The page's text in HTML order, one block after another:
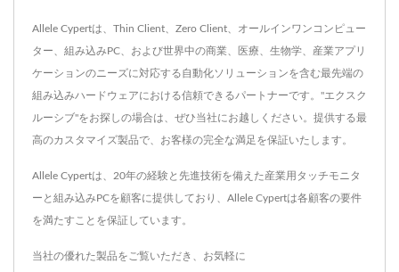
Allele Cypertは、Thin Client、Zero Client、オールインワンコンピュー
ター、組み込みPC、および世界中の商業、医療、生物学、産業アプリ
ケーションのニーズに対応する自動化ソリューションを含む最先端の
組み込みハードウェアにおける信頼できるパートナーです。"エクスク
ルーシブ"をお探しの場合は、ぜひ当社にお越しください。提供する最
高のカスタマイズ製品で、お客様の完全な満足を保証いたします。
Allele Cypertは、20年の経験と先進技術を備えた産業用タッチモニタ
ーと組み込みPCを顧客に提供しており、Allele Cypertは各顧客の要件
を満たすことを保証しています。
当社の優れた製品をご覧いただき、お気軽に